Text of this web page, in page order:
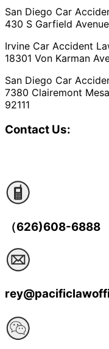
San Diego Car
430 S Garfield
Irvine Car Accident
18301 Von Karman
San Diego Car
7380 Clairemont
92111
Contact Us:
（626)608-6888